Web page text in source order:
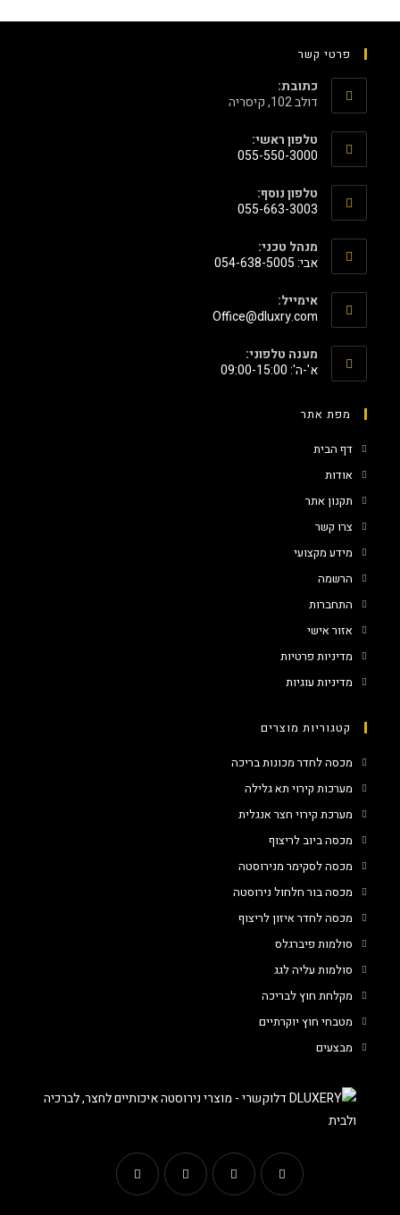
פרטי קשר
כתובת:
דולב 102, קיסריה
טלפון ראשי:
055-550-3000
טלפון נוסף:
055-663-3003
מנהל טכני:
אבי: 054-638-5005
אימייל:
‫Office@dluxry.com‬
מענה טלפוני:
א'-ה': 09:00-15:00
מפת אתר
דף הבית
אודות
תקנון אתר
צרו קשר
מידע מקצועי
הרשמה
התחברות
אזור אישי
מדיניות פרטיות
מדיניות עוגיות
קטגוריות מוצרים
מכסה לחדר מכונות בריכה
מערכות קירוי תא גלילה
מערכת קירוי חצר אנגלית
מכסה ביוב לריצוף
מכסה לסקימר מנירוסטה
מכסה בור חלחול נירוסטה
מכסה לחדר איזון לריצוף
סולמות פיברגלס
סולמות עליה לגג
מקלחת חוץ לבריכה
מטבחי חוץ יוקרתיים
מבצעים